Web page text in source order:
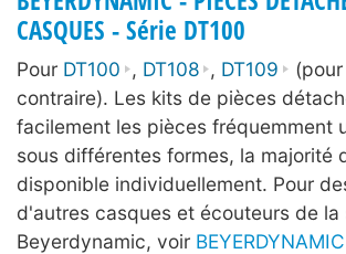
CASQUES - Série DT100
Pour DT100 , DT108 , DT109
contraire). Les kits de pièces
facilement les pièces fréquemment
sous différentes formes, la majorité
disponible individuellement. Pour
d'autres casques et écouteurs de la
Beyerdynamic, voir